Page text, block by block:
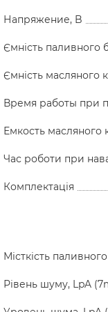
Напряжение, B
Ємність паливного
Ємність масляного
Время работы при
Емкость масляного
Час роботи при
Комплектація
Місткість
Рівень шуму, LpA